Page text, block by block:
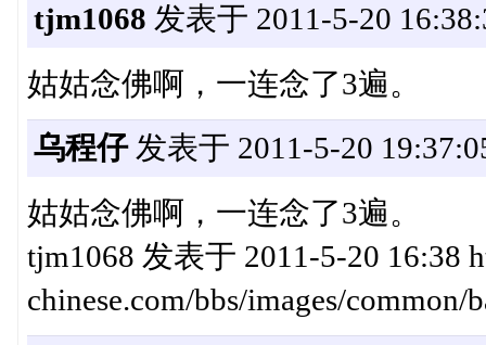
tjm1068 发表于 2011-5-20
姑姑念佛啊，一连念了3遍。
乌程仔发表于 2011-5-20
姑姑念佛啊，一连念了3遍。
tjm1068 发表于 2011-5-20 16:38
chinese.com/bbs/images/